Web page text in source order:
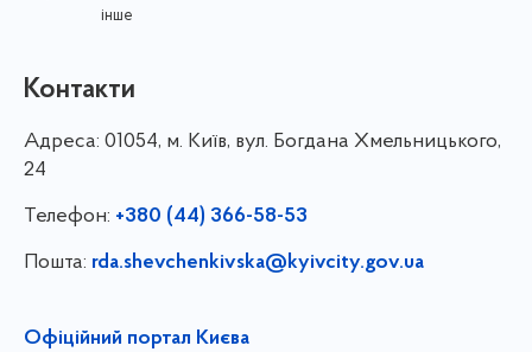
інше
Контакти
Адреса: 01054, м. Київ, вул. Богдана Хмельницького,
24
Телефон: +380 (44) 366-58-53
Пошта: rda.shevchenkivska@kyivcity.gov.ua
Офіційний портал Києва